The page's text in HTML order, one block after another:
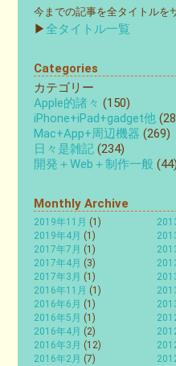
今までの記事を全タイトルを
▶全タイトル一覧
Categories
カテゴリー
Apple的諸々 (150)
iPhone+iPad+gadget他
Mac+App+周辺機器 (269)
日々是雑記 (234)
開発＋Web＋制作一般 (44)
Monthly Archive
2019年11月 (1)
2019年4月 (1)
2017年7月 (1)
2017年4月 (3)
2017年3月 (1)
2016年11月 (1)
2016年6月 (1)
2016年5月 (1)
2016年4月 (2)
2016年3月 (12)
2016年2月 (7)